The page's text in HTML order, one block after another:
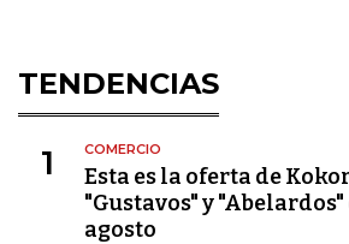
TENDENCIAS
1 COMERCIO
Esta es la oferta de
"Gustavos" y "Abelardos"
agosto